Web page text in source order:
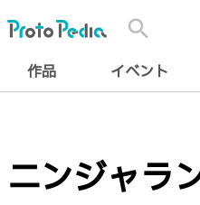
search
作品 イベント
ニンジャラ